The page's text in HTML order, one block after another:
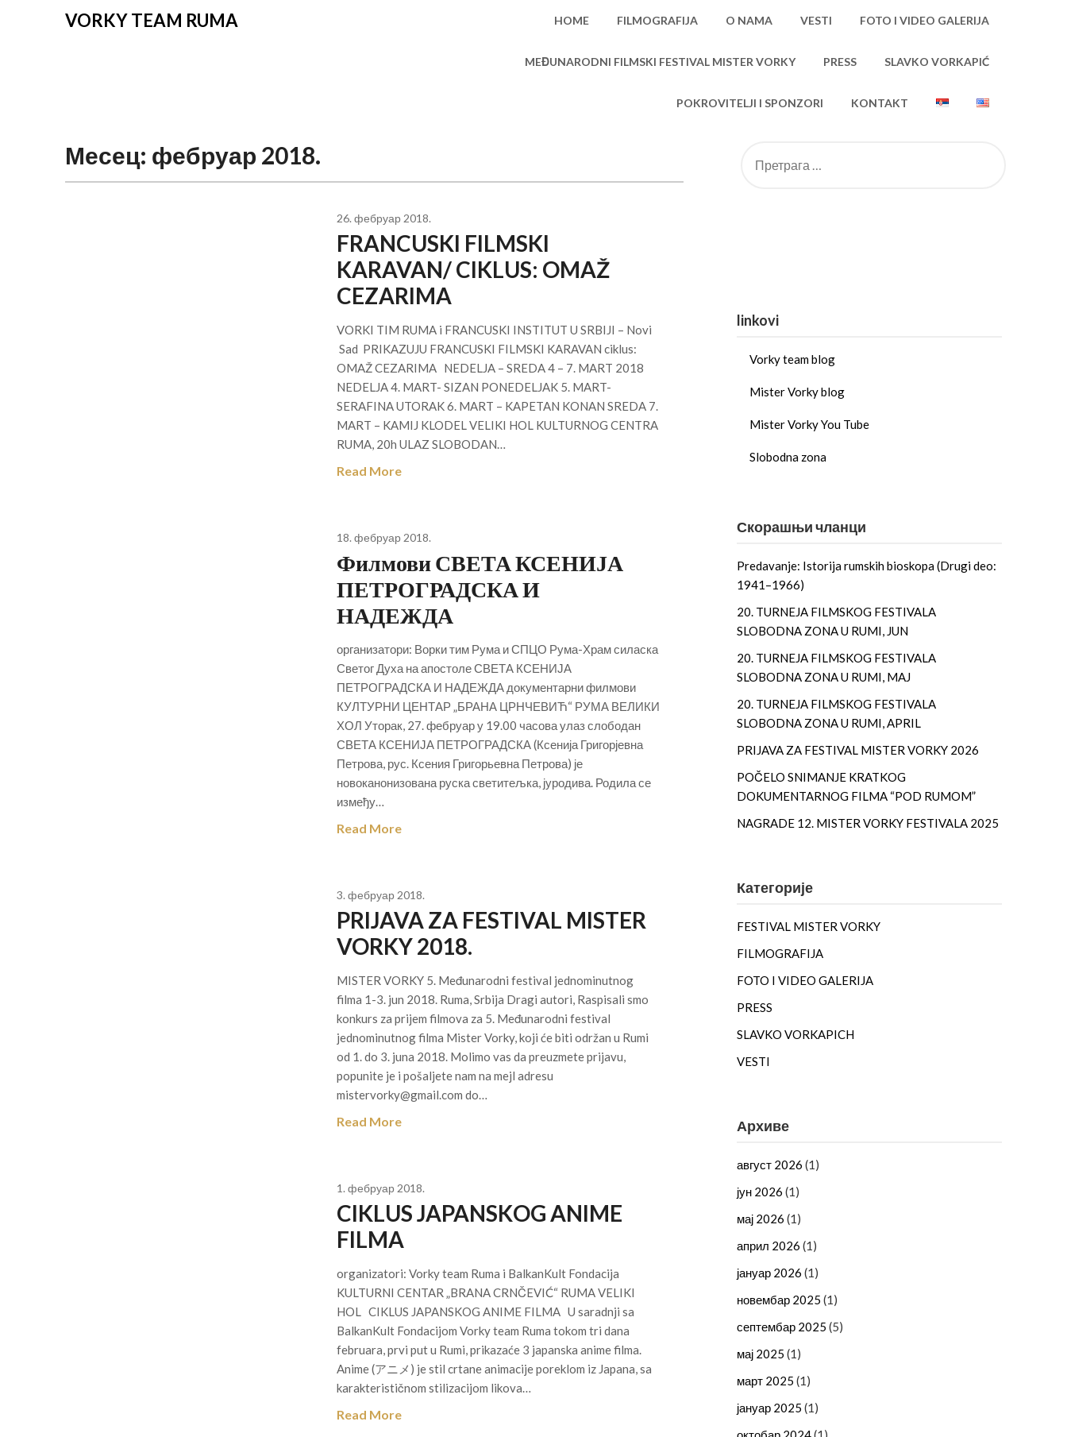
VORKY TEAM RUMA HOME FILMOGRAFIJA O NAMA VESTI FOTO I VIDEO GALERIJA
MEĐUNARODNI FILMSKI FESTIVAL MISTER VORKY PRESS SLAVKO VORKAPIĆ
POKROVITELJI I SPONZORI KONTAKT
Месец: фебруар 2018.
26. фебруар 2018.
FRANCUSKI FILMSKI
KARAVAN/ CIKLUS: OMAŽ
CEZARIMA
VORKI TIM RUMA i FRANCUSKI INSTITUT U SRBIJI – Novi
Sad PRIKAZUJU FRANCUSKI FILMSKI KARAVAN ciklus:
OMAŽ CEZARIMA NEDELJA – SREDA 4 – 7. MART 2018
NEDELJA 4. MART- SIZAN PONEDELJAK 5. MART-
SERAFINA UTORAK 6. MART – KAPETAN KONAN SREDA 7.
MART – KAMIJ KLODEL VELIKI HOL KULTURNOG CENTRA
RUMA, 20h ULAZ SLOBODAN…
Read More
18. фебруар 2018.
Филмови СВЕТА КСЕНИЈА
ПЕТРОГРАДСКА И
НАДЕЖДА
организатори: Ворки тим Рума и СПЦО Рума-Храм силаска
Светог Духа на апостоле СВЕТА КСЕНИЈА
ПЕТРОГРАДСКА И НАДЕЖДА документарни филмови
КУЛТУРНИ ЦЕНТАР „БРАНА ЦРНЧЕВИЋ“ РУМА ВЕЛИКИ
ХОЛ Уторак, 27. фебруар у 19.00 часова улаз слободан
СВЕТА КСЕНИЈА ПЕТРОГРАДСКА (Ксенија Григорјевна
Петрова, рус. Ксения Григорьевна Петрова) је
новоканонизована руска светитељка, јуродива. Родила се
између…
Read More
3. фебруар 2018.
PRIJAVA ZA FESTIVAL MISTER
VORKY 2018.
MISTER VORKY 5. Međunarodni festival jednominutnog
filma 1-3. jun 2018. Ruma, Srbija Dragi autori, Raspisali smo
konkurs za prijem filmova za 5. Međunarodni festival
jednominutnog filma Mister Vorky, koji će biti održan u Rumi
od 1. do 3. juna 2018. Molimo vas da preuzmete prijavu,
popunite je i pošaljete nam na mejl adresu
mistervorky@gmail.com do…
Read More
1. фебруар 2018.
CIKLUS JAPANSKOG ANIME
FILMA
organizatori: Vorky team Ruma i BalkanKult Fondacija
KULTURNI CENTAR „BRANA CRNČEVIĆ“ RUMA VELIKI
HOL CIKLUS JAPANSKOG ANIME FILMA U saradnji sa
BalkanKult Fondacijom Vorky team Ruma tokom tri dana
februara, prvi put u Rumi, prikazaće 3 japanska anime filma.
Anime (アニメ) je stil crtane animacije poreklom iz Japana, sa
karakterističnom stilizacijom likova…
Read More
linkovi
Vorky team blog
Mister Vorky blog
Mister Vorky You Tube
Slobodna zona
Скорашњи чланци
Predavanje: Istorija rumskih bioskopa (Drugi deo:
1941–1966)
20. TURNEJA FILMSKOG FESTIVALA
SLOBODNA ZONA U RUMI, JUN
20. TURNEJA FILMSKOG FESTIVALA
SLOBODNA ZONA U RUMI, MAJ
20. TURNEJA FILMSKOG FESTIVALA
SLOBODNA ZONA U RUMI, APRIL
PRIJAVA ZA FESTIVAL MISTER VORKY 2026
POČELO SNIMANJE KRATKOG
DOKUMENTARNOG FILMA “POD RUMOM”
NAGRADE 12. MISTER VORKY FESTIVALA 2025
Категорије
FESTIVAL MISTER VORKY
FILMOGRAFIJA
FOTO I VIDEO GALERIJA
PRESS
SLAVKO VORKAPICH
VESTI
Архиве
август 2026 (1)
јун 2026 (1)
мај 2026 (1)
април 2026 (1)
јануар 2026 (1)
новембар 2025 (1)
септембар 2025 (5)
мај 2025 (1)
март 2025 (1)
јануар 2025 (1)